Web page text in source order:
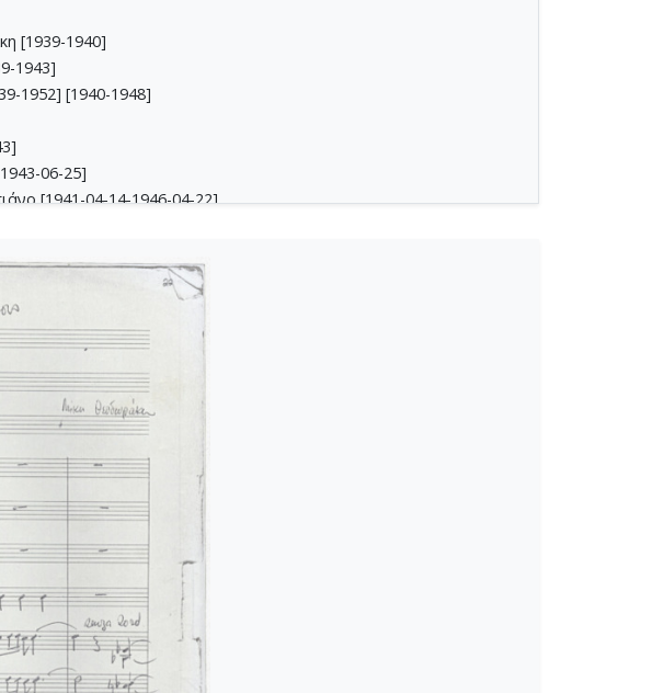
[1939-1940]
1943]
1952] [1940-1948]
06-25]
[1941-04-14-1946-04-22]
09-24]
06-05]
'Εργο για πιάνο [1944-01-04]
μιχτή χορωδία [1944-05-28]
31]
06-08-1945-06-11]